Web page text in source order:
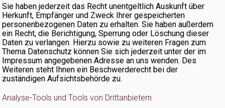
Sie haben jederzeit das Recht unentgeltlich Auskunft über
Herkunft, Empfänger und Zweck Ihrer gespeicherten
personenbezogenen Daten zu erhalten. Sie haben außerdem
ein Recht, die Berichtigung, Sperrung oder Löschung dieser
Daten zu verlangen. Hierzu sowie zu weiteren Fragen zum
Thema Datenschutz können Sie sich jederzeit unter der im
Impressum angegebenen Adresse an uns wenden. Des
Weiteren steht Ihnen ein Beschwerderecht bei der
zuständigen Aufsichtsbehörde zu.
Analyse-Tools und Tools von Drittanbietern